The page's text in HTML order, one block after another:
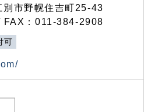
市野幌住吉町25-43
：011-384-2908
可